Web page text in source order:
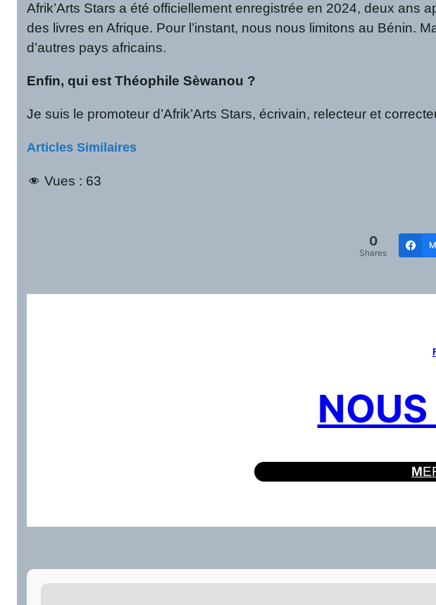
Afrik’Arts Stars a été officiellement enregistrée en 2024, deux ans
des livres en Afrique. Pour l’instant, nous nous limitons au Bénin.
d’autres pays africains.
Enfin, qui est Théophile Sèwanou ?
Je suis le promoteur d’Afrik’Arts Stars, écrivain, relecteur et
Articles Similaires
Vues : 63
0
Shares
M